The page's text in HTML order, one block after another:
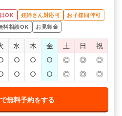
OK 妊婦さん対応可
お子様同伴可
料相談OK お見舞金
水 木 金 土 日
祝
○ ○ ○ ◎ ◎
◎
○ ○ ○ ◎ ◎ ◎
無料予約をする